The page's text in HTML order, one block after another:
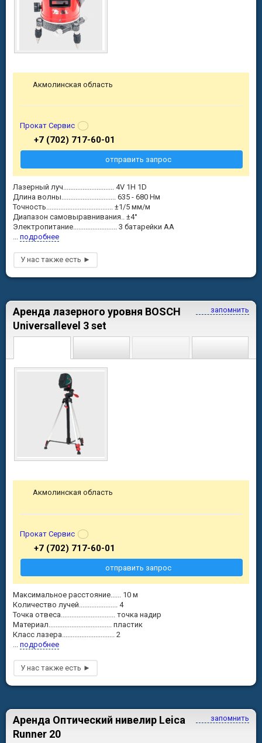
Лазерный луч............................. 4V 1H 1D
Длина волны............................... 635 - 680 Нм
Точность...................................... ±1/5 мм/м
Диапазон самовыравнивания.. ±4°
Электропитание......................... 3 батарейки АА
подробнее
Акмолинская область
Прокат Сервис
+7 (702) 717-60-01
отправить запрос
запомнить
Аренда лазерного уровня BOSCH
Universallevel 3 set
Максимальное расстояние...... 10 м
Количество лучей...................... 4
Точка отвеса............................... точка надир
Материал.................................... пластик
Класс лазера.............................. 2
... подробнее
Акмолинская область
Прокат Сервис
+7 (702) 717-60-01
отправить запрос
запомнить
Аренда Оптический нивелир Leica
Runner 20